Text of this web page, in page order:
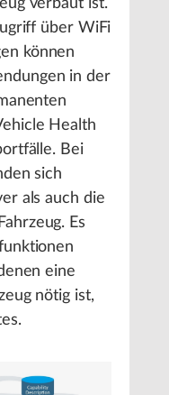
verbaut ist.
über WiFi
können
in der
Health
Bei
sich
als auch die
Es
eine
nötig ist,